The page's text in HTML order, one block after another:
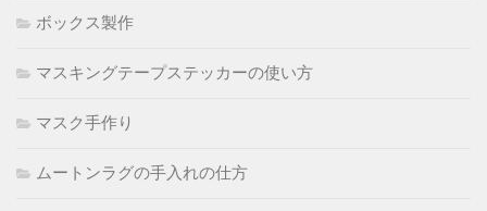
ボックス製作
マスキングテープステッカーの使い方
マスク手作り
ムートンラグの手入れの仕方